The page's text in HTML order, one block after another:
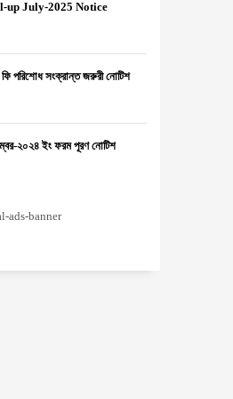
July-2025 Notice
ফি পরিশোধ সংক্রান্ত জরুরী নোটিশ
২০২৪ ইং ফরম পূরণ নোটিশ